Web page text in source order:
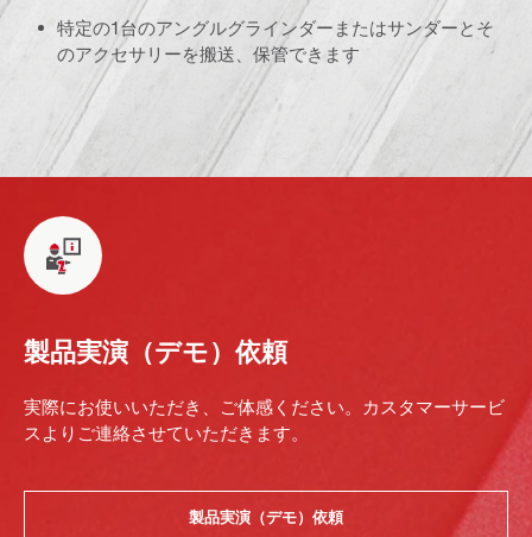
特定の1台のアングルグラインダーまたはサンダーとそ
のアクセサリーを搬送、保管できます
製品実演（デモ）依頼
実際にお使いいただき、ご体感ください。カスタマーサービ
スよりご連絡させていただきます。
製品実演（デモ）依頼